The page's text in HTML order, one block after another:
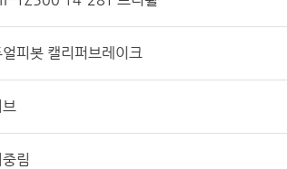
피봇 캘리퍼브레이크
림